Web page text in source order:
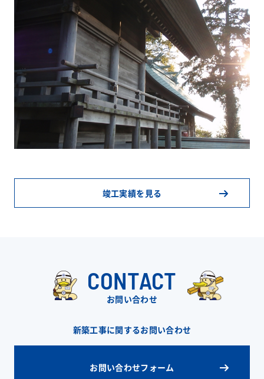
竣工実績を見る
CONTACT
お問い合わせ
新築工事に関するお問い合わせ
お問い合わせフォーム